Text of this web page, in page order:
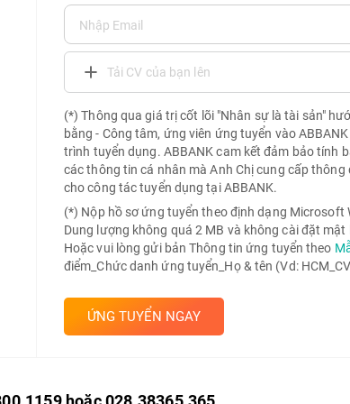
Tải CV của bạn lên
(*) Thông qua giá trị cốt lõi "Nhân sự là tài sản"
bằng - Công tâm, ứng viên ứng tuyển vào
trình tuyển dụng. ABBANK cam kết đảm bảo tính
các thông tin cá nhân mà Anh Chị cung cấp
cho công tác tuyển dụng tại ABBANK.
(*) Nộp hồ sơ ứng tuyển theo định dạng Microsoft
Dung lượng không quá 2 MB và không cài đặt mật
Hoặc vui lòng gửi bản Thông tin ứng tuyển theo
điểm_Chức danh ứng tuyển_Họ & tên (Vd:
ỨNG TUYỂN NGAY